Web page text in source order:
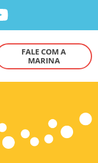
FALE COM A
MARINA